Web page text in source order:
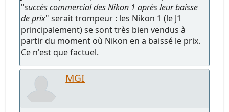
"succès commercial des Nikon 1 après leur baisse
de prix" serait trompeur : les Nikon 1 (le J1
principalement) se sont très bien vendus à
partir du moment où Nikon en a baissé le prix.
Ce n'est que factuel.
MGI